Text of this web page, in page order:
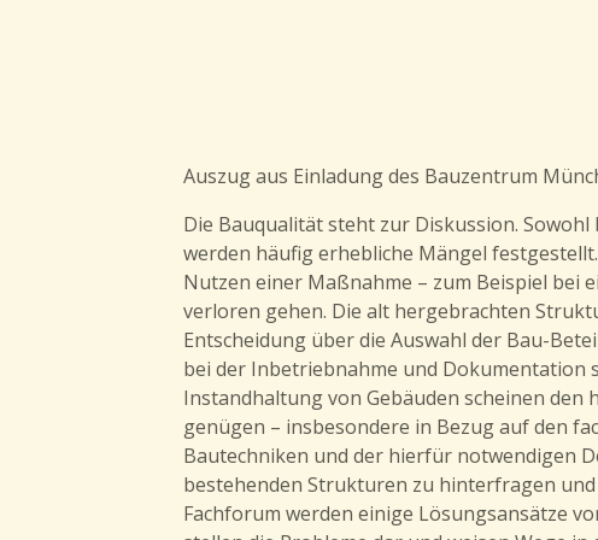
Auszug aus Einladung des Bauzentrum
Die Bauqualität steht zur Diskussion.
werden häufig erhebliche Mängel
Nutzen einer Maßnahme – zum Beispiel bei
verloren gehen. Die alt hergebrachten
Entscheidung über die Auswahl der Bau-
bei der Inbetriebnahme und Dokumentation
Instandhaltung von Gebäuden scheinen
genügen – insbesondere in Bezug auf den
Bautechniken und der hierfür notwendigen
bestehenden Strukturen zu hinterfragen
Fachforum werden einige Lösungsansätze